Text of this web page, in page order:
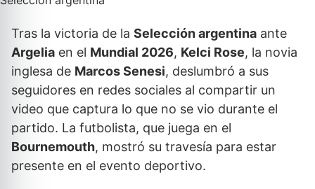
Tras la victoria de la Selección argentina ante
Argelia en el Mundial 2026, Kelci Rose, la novia
inglesa de Marcos Senesi, deslumbró a sus
seguidores en redes sociales al compartir un
video que captura lo que no se vio durante el
partido. La futbolista, que juega en el
Bournemouth, mostró su travesía para estar
presente en el evento deportivo.